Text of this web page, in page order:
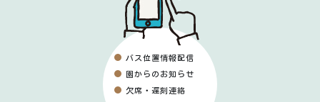
バス位置情報配信
園からのお知らせ
欠席・遅刻連絡